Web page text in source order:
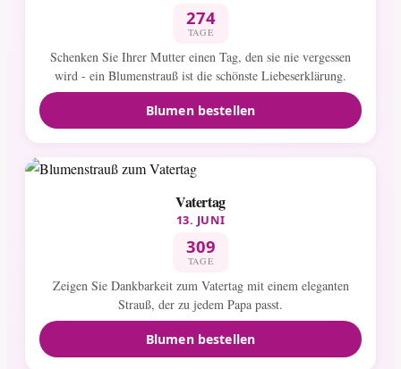
274
TAGE
Schenken Sie Ihrer Mutter einen Tag, den sie nie vergessen
wird - ein Blumenstrauß ist die schönste Liebeserklärung.
Blumen bestellen
Vatertag
13. JUNI
309
TAGE
Zeigen Sie Dankbarkeit zum Vatertag mit einem eleganten
Strauß, der zu jedem Papa passt.
Blumen bestellen